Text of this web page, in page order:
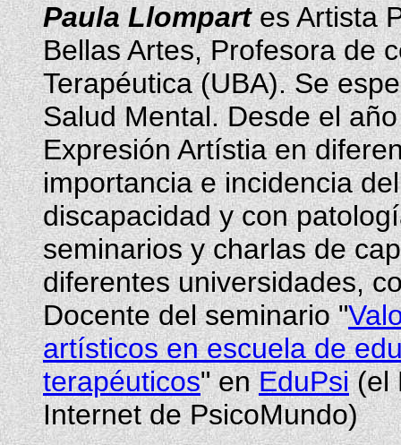
Paula Llompartes Artista
Bellas Artes, Profesora de
Terapéutica (UBA). Se
Salud Mental. Desde el
Expresión Artístia en
importancia e incidencia
discapacidad y con
seminarios y charlas de
diferentes universidades,
Docente del seminario "
artísticos en escuela de
terapéuticos" enEduPsi(el
Internet de PsicoMundo)